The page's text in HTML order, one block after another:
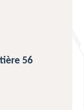
56